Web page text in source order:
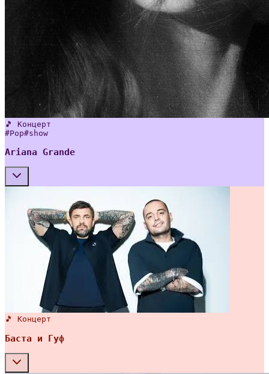
🎵 Концерт
#Pop#show
Ariana Grande
🎵 Концерт
Баста и Гуф